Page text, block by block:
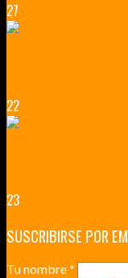
27
22
23
SUSCRIBIRSE POR
Tu nombre*